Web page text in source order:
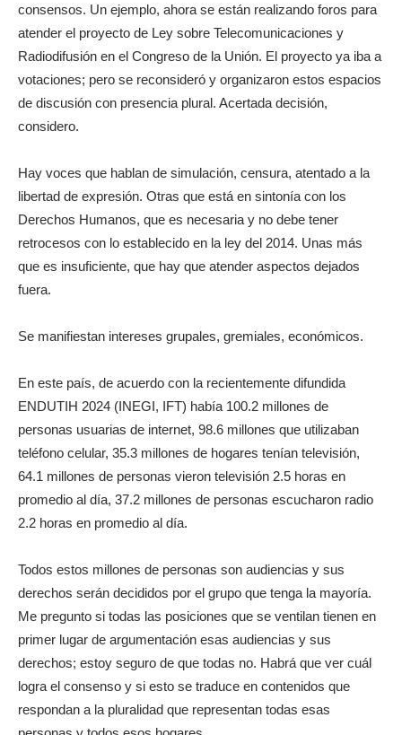
consensos. Un ejemplo, ahora se están realizando foros para
atender el proyecto de Ley sobre Telecomunicaciones y
Radiodifusión en el Congreso de la Unión. El proyecto ya iba a
votaciones; pero se reconsideró y organizaron estos espacios
de discusión con presencia plural. Acertada decisión,
considero.
Hay voces que hablan de simulación, censura, atentado a la
libertad de expresión. Otras que está en sintonía con los
Derechos Humanos, que es necesaria y no debe tener
retrocesos con lo establecido en la ley del 2014. Unas más
que es insuficiente, que hay que atender aspectos dejados
fuera.
Se manifiestan intereses grupales, gremiales, económicos.
En este país, de acuerdo con la recientemente difundida
ENDUTIH 2024 (INEGI, IFT) había 100.2 millones de
personas usuarias de internet, 98.6 millones que utilizaban
teléfono celular, 35.3 millones de hogares tenían televisión,
64.1 millones de personas vieron televisión 2.5 horas en
promedio al día, 37.2 millones de personas escucharon radio
2.2 horas en promedio al día.
Todos estos millones de personas son audiencias y sus
derechos serán decididos por el grupo que tenga la mayoría.
Me pregunto si todas las posiciones que se ventilan tienen en
primer lugar de argumentación esas audiencias y sus
derechos; estoy seguro de que todas no. Habrá que ver cuál
logra el consenso y si esto se traduce en contenidos que
respondan a la pluralidad que representan todas esas